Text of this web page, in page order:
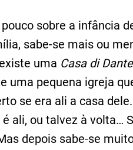
sobre a infância
sabe-se mais ou
uma Casa di Dante
uma pequena igreja
se era ali a casa
ali, ou talvez à volta…
depois sabe-se